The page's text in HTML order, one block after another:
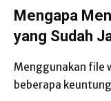
Mengapa
yang Sudah
Menggunakan file
beberapa